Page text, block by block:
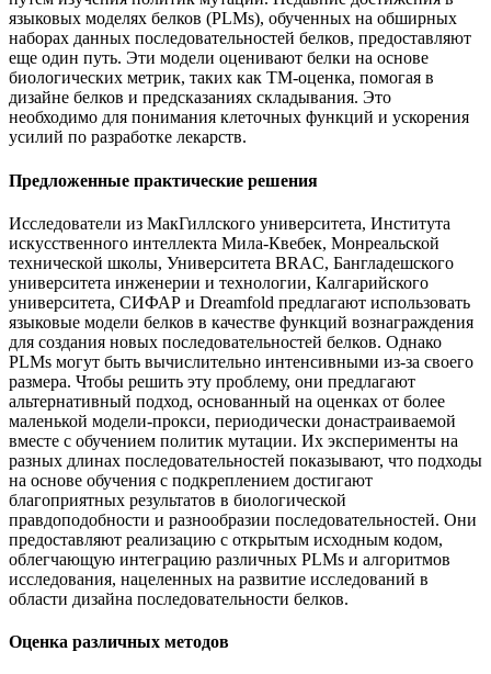
языковых моделях белков (PLMs), обученных на обширных
наборах данных последовательностей белков, предоставляют
еще один путь. Эти модели оценивают белки на основе
биологических метрик, таких как TM-оценка, помогая в
дизайне белков и предсказаниях складывания. Это
необходимо для понимания клеточных функций и ускорения
усилий по разработке лекарств.
Предложенные практические решения
Исследователи из МакГиллского университета, Института
искусственного интеллекта Мила-Квебек, Монреальской
технической школы, Университета BRAC, Бангладешского
университета инженерии и технологии, Калгарийского
университета, СИФАР и Dreamfold предлагают использовать
языковые модели белков в качестве функций вознаграждения
для создания новых последовательностей белков. Однако
PLMs могут быть вычислительно интенсивными из-за своего
размера. Чтобы решить эту проблему, они предлагают
альтернативный подход, основанный на оценках от более
маленькой модели-прокси, периодически донастраиваемой
вместе с обучением политик мутации. Их эксперименты на
разных длинах последовательностей показывают, что подходы
на основе обучения с подкреплением достигают
благоприятных результатов в биологической
правдоподобности и разнообразии последовательностей. Они
предоставляют реализацию с открытым исходным кодом,
облегчающую интеграцию различных PLMs и алгоритмов
исследования, нацеленных на развитие исследований в
области дизайна последовательности белков.
Оценка различных методов